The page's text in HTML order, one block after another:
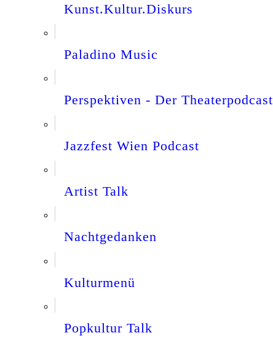
Kunst.Kultur.Diskurs
Paladino Music
Perspektiven - Der Theaterpodcast
Jazzfest Wien Podcast
Artist Talk
Nachtgedanken
Kulturmenü
Popkultur Talk